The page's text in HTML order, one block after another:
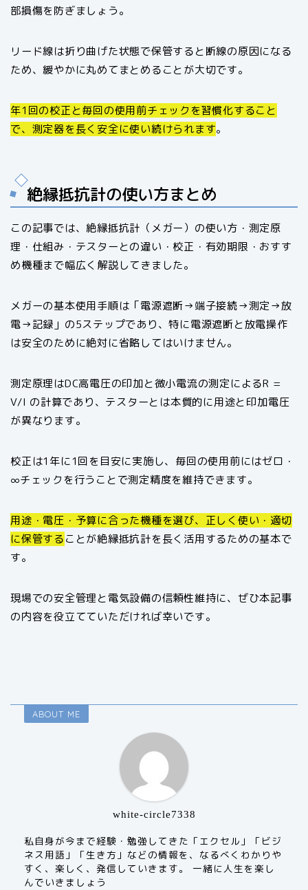
部損傷を防ぎましょう。
リード線は折り曲げた状態で保管すると断線の原因になる
ため、緩やかに丸めてまとめることが大切です。
年1回の校正と毎回の使用前チェックを習慣化すること
で、測定器を長く安全に使い続けられます。
絶縁抵抗計の使い方まとめ
この記事では、絶縁抵抗計（メガー）の使い方・測定原
理・仕組み・テスターとの違い・校正・有効期限・おすす
め機種まで幅広く解説してきました。
メガーの基本使用手順は「電源遮断→端子接続→測定→放
電→記録」の5ステップであり、特に電源遮断と放電操作
は安全のために絶対に省略してはいけません。
測定原理はDC高電圧の印加と微小電流の測定によるR =
V/I の計算であり、テスターとは本質的に用途と印加電圧
が異なります。
校正は1年に1回を目安に実施し、毎回の使用前にはゼロ・
∞チェックを行うことで測定精度を維持できます。
用途・電圧・予算に合った機種を選び、正しく使い・適切
に保管することが絶縁抵抗計を長く活用するための基本で
す。
現場での安全管理と電気設備の信頼性維持に、ぜひ本記事
の内容を役立てていただければ幸いです。
ABOUT ME
white-circle7338
私自身が今まで経験・勉強してきた「エクセル」「ビジ
ネス用語」「生き方」などの情報を、なるべくわかりや
すく、楽しく、発信していきます。 一緒に人生を楽し
んでいきましょう